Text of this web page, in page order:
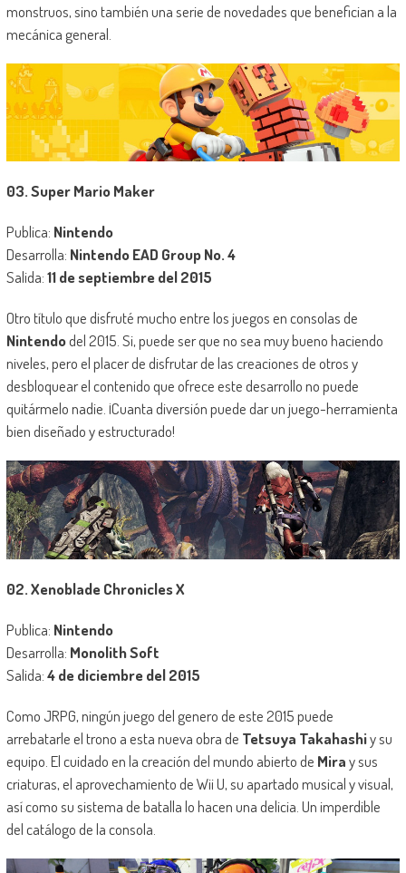
monstruos, sino también una serie de novedades que benefician a la
mecánica general.
03. Super Mario Maker
Publica: Nintendo
Desarrolla: Nintendo EAD Group No. 4
Salida:11 de septiembre del 2015
Otro título que disfruté mucho entre los juegos en consolas de
Nintendodel 2015. Si, puede ser que no sea muy bueno haciendo
niveles, pero el placer de disfrutar de las creaciones de otros y
desbloquear el contenido que ofrece este desarrollo no puede
quitármelo nadie. ¡Cuanta diversión puede dar un juego-herramienta
bien diseñado y estructurado!
02. Xenoblade Chronicles X
Publica: Nintendo
Desarrolla: Monolith Soft
Salida:4 de diciembre del 2015
Como JRPG, ningún juego del genero de este 2015 puede
arrebatarle el trono a esta nueva obra de Tetsuya Takahashiy su
equipo. El cuidado en la creación del mundo abierto de Miray sus
criaturas, el aprovechamiento de Wii U, su apartado musical y visual,
así como su sistema de batalla lo hacen una delicia. Un imperdible
del catálogo de la consola.